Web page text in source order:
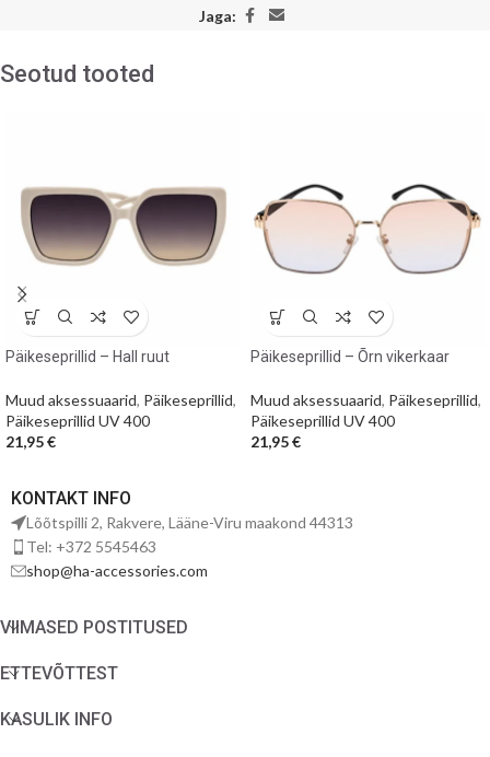
Jaga:
Seotud tooted
Päikeseprillid – Hall ruut
Muud aksessuaarid, Päikeseprillid,
Päikeseprillid UV 400
21,95€
Päikeseprillid – Õrn vikerkaar
Muud aksessuaarid, Päikeseprillid,
Päikeseprillid UV 400
21,95€
KONTAKT INFO
Lõõtspilli 2, Rakvere, Lääne-Viru maakond 44313
Tel: +372 5545463
shop@ha-accessories.com
VIIMASED POSTITUSED
ETTEVÕTTEST
KASULIK INFO